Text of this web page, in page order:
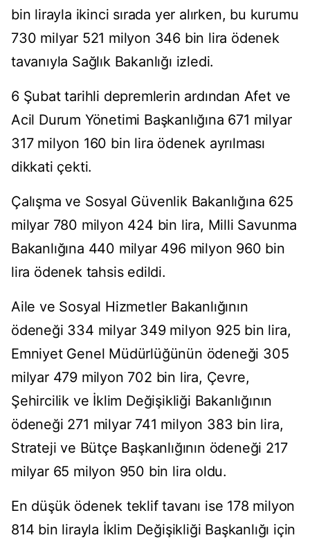
bin lirayla ikinci sırada yer alırken, bu kurumu
730 milyar 521 milyon 346 bin lira ödenek
tavanıyla Sağlık Bakanlığı izledi.
6 Şubat tarihli depremlerin ardından Afet ve
Acil Durum Yönetimi Başkanlığına 671 milyar
317 milyon 160 bin lira ödenek ayrılması
dikkati çekti.
Çalışma ve Sosyal Güvenlik Bakanlığına 625
milyar 780 milyon 424 bin lira, Milli Savunma
Bakanlığına 440 milyar 496 milyon 960 bin
lira ödenek tahsis edildi.
Aile ve Sosyal Hizmetler Bakanlığının
ödeneği 334 milyar 349 milyon 925 bin lira,
Emniyet Genel Müdürlüğünün ödeneği 305
milyar 479 milyon 702 bin lira, Çevre,
Şehircilik ve İklim Değişikliği Bakanlığının
ödeneği 271 milyar 741 milyon 383 bin lira,
Strateji ve Bütçe Başkanlığının ödeneği 217
milyar 65 milyon 950 bin lira oldu.
En düşük ödenek teklif tavanı ise 178 milyon
814 bin lirayla İklim Değişikliği Başkanlığı için